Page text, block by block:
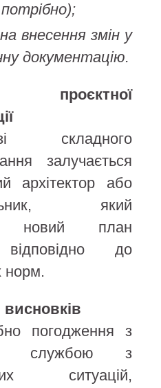
внесення змін у
документацію.
проєктної
залучається
архітектор або
який
новий план
до
норм.
погодження з
службою з
ситуацій,